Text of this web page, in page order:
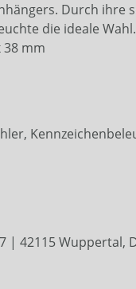
Durch
die ideale
38 mm
42115